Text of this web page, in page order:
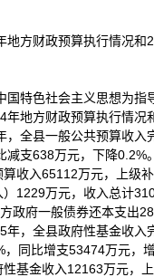
方财政预算执行情况
特色社会主义思想为
地方财政预算执行情
，全县一般公共预算收
支638万元，下降0.2%。
算收入65112万元，上级
1229万元，收入总计
政府一般债券还本支出
年，全县政府性基金收
同比增支53474万元，增
性基金收入12163万元，